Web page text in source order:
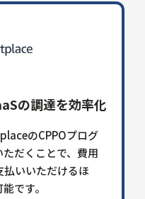
の調達を効率化
のCPPOプログ
だくことで、費用
払いいただけるほ
です。